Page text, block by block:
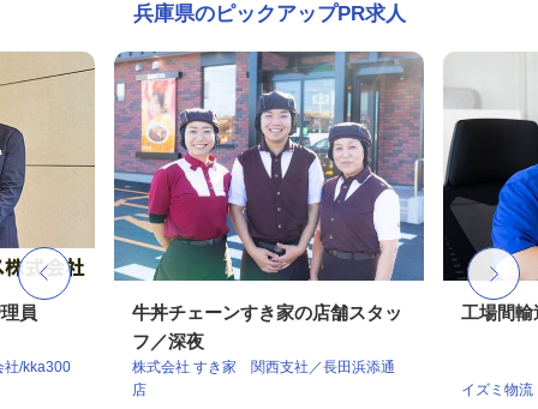
兵庫県のピックアップPR求人
員
社/kka300
牛丼チェーンすき家の店舗スタッ
フ／深夜
株式会社 すき家 関西支社／長田浜添通
店
工場間輸
イズミ物